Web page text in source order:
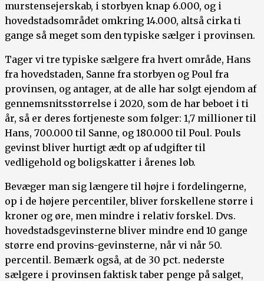
murstensejerskab, i storbyen knap 6.000, og i
hovedstadsområdet omkring 14.000, altså cirka ti
gange så meget som den typiske sælger i provinsen.
Tager vi tre typiske sælgere fra hvert område, Hans
fra hovedstaden, Sanne fra storbyen og Poul fra
provinsen, og antager, at de alle har solgt ejendom af
gennemsnitsstørrelse i 2020, som de har beboet i ti
år, så er deres fortjeneste som følger: 1,7 millioner til
Hans, 700.000 til Sanne, og 180.000 til Poul. Pouls
gevinst bliver hurtigt ædt op af udgifter til
vedligehold og boligskatter i årenes løb.
Bevæger man sig længere til højre i fordelingerne,
op i de højere percentiler, bliver forskellene større i
kroner og øre, men mindre i relativ forskel. Dvs.
hovedstadsgevinsterne bliver mindre end 10 gange
større end provins-gevinsterne, når vi når 50.
percentil. Bemærk også, at de 30 pct. nederste
sælgere i provinsen faktisk taber penge på salget,